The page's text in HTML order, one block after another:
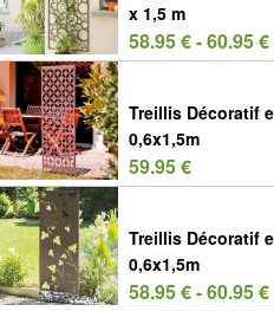
x 1,5 m
58.95 € - 60.95 €
Treillis Décoratif
0,6x1,5m
59.95 €
Treillis Décoratif
0,6x1,5m
58.95 € - 60.95 €